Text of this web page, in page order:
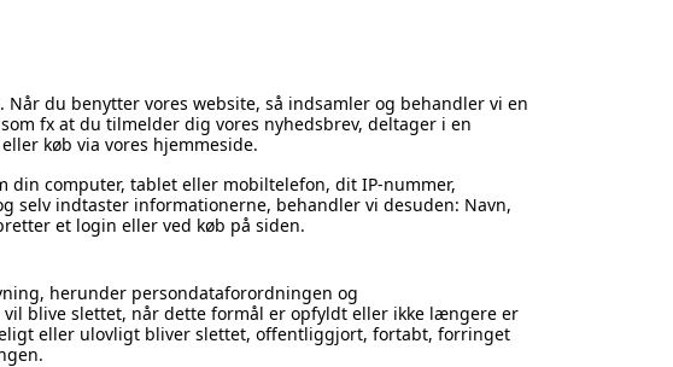
du benytter vores website, så indsamler og behandler vi en
fx at du tilmelder dig vores nyhedsbrev, deltager i en
køb via vores hjemmeside.
din computer, tablet eller mobiltelefon, dit IP-nummer,
selv indtaster informationerne, behandler vi desuden: Navn,
et login eller ved køb på siden.
herunder persondataforordningen og
blive slettet, når dette formål er opfyldt eller ikke længere er
eller ulovligt bliver slettet, offentliggjort, fortabt, forringet